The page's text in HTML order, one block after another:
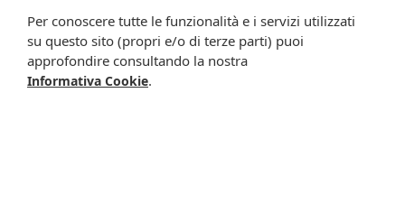
non si assumono responsabilità in caso di qualsiasi problema
causato dall’accesso delle informazioni riportate sul sito
shop.farmaciacavalieri.it.
Per conoscere tutte le funzionalità e i servizi utilizzati
su questo sito (propri e/o di terze parti) puoi
approfondire consultando la nostra
Informativa Cookie.